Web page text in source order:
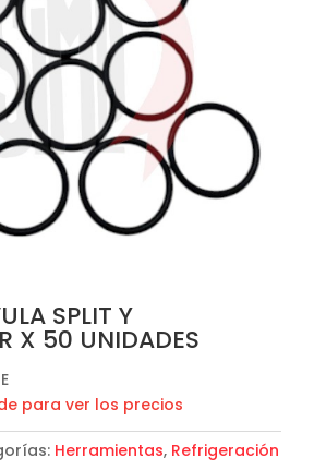
SPLIT Y
X 50 UNIDADES
para ver los precios
Herramientas, Refrigeración